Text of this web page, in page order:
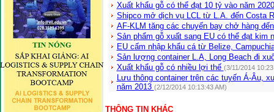
Xuất khẩu gỗ có thể đạt 10 tỷ vào năm
Shipco mở dịch vụ LCL từ L.A. đến Costa
AF-KLM tăng các chuyến bay chở hàng
Sản phẩm gỗ xuất sang EU có thể đạt kim
EU cấm nhập khẩu cá từ Belize,
Sản lượng container L.A, Long Beach đi
Xuất khẩu gỗ có nhiều lợi thế (3/11/2014
Lưu thông container trên các tuyến Á-Âu,
năm 2013 (2/12/2014 10:13:43 AM)
THÔNG TIN KHÁC